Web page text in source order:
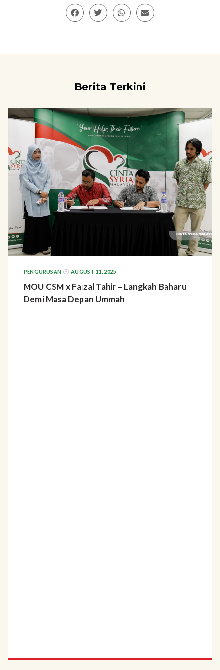
Berita Terkini
PENGURUSAN AUGUST 11, 2025
MOU CSM x Faizal Tahir – Langkah Baharu
Demi Masa Depan Ummah